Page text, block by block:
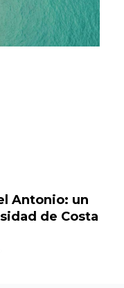
Antonio: un
de Costa